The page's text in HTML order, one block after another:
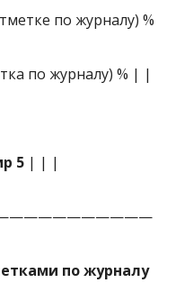
по журналу) %
по журналу) % | |
5 | | |
по журналу